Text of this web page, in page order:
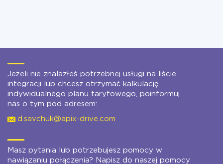
Jeżeli nie znalazłeś potrzebnej usługi na liście
integracji lub chcesz otrzymać kalkulację
indywidualnego planu taryfowego, poinformuj
nas o tym pod adresem:
d.savchuk@apix-drive.com
Masz pytania lub potrzebujesz pomocy w
nawiązaniu połączenia? Napisz do naszej pomocy